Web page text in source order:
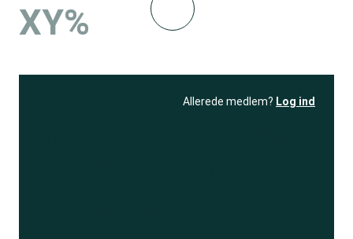
XY%
Allerede medlem? Log ind